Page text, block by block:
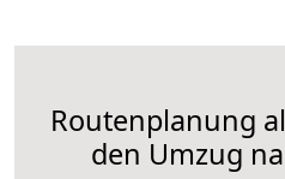
Routenplanung
den Umzug